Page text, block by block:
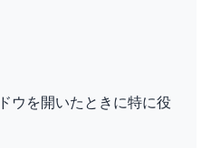
ウを開いたときに特に役